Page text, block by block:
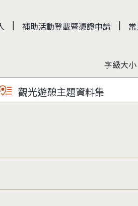
| 補助活動登載暨憑證申請 |
字級大小
觀光遊憩主題資料集